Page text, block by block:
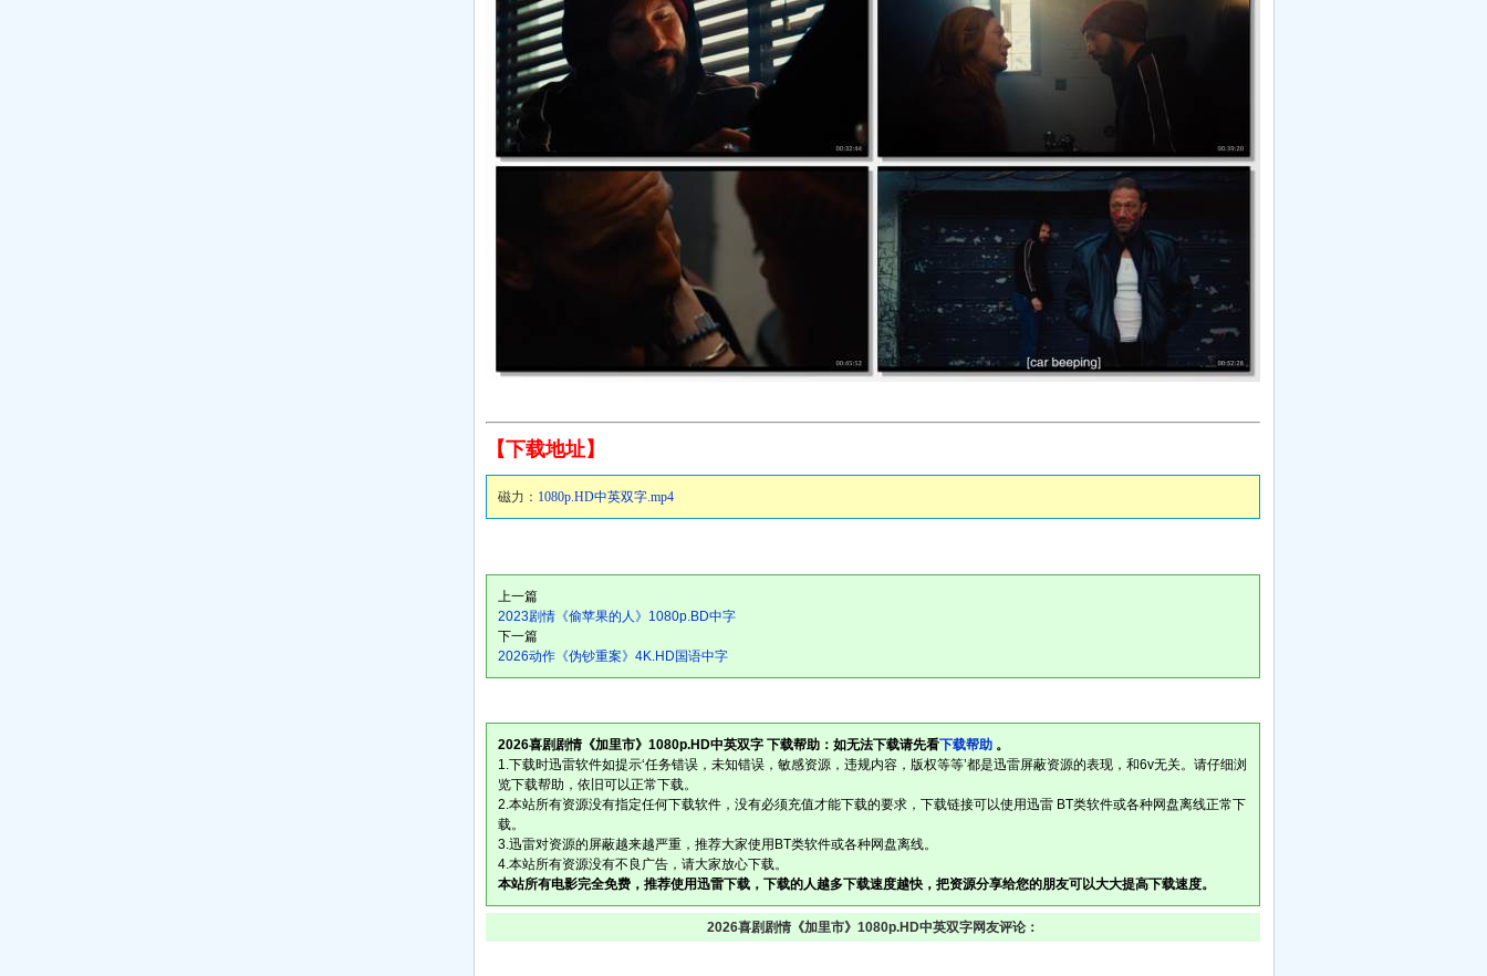
【下载地址】
磁力： 1080p.HD中英双字.mp4
上一篇
2023剧情《偷苹果的人》1080p.BD中字
下一篇
2026动作《伪钞重案》4K.HD国语中字
2026喜剧剧情《加里市》1080p.HD中英双字 下载帮助：如无法下载请先看下载帮助 。
1.下载时迅雷软件如提示‘任务错误，未知错误，敏感资源，违规内容，版权等等’都是迅雷屏蔽资源的表现，和6v无关。请仔细浏
览下载帮助，依旧可以正常下载。
2.本站所有资源没有指定任何下载软件，没有必须充值才能下载的要求，下载链接可以使用迅雷 BT类软件或各种网盘离线正常下
载。
3.迅雷对资源的屏蔽越来越严重，推荐大家使用BT类软件或各种网盘离线。
4.本站所有资源没有不良广告，请大家放心下载。
本站所有电影完全免费，推荐使用迅雷下载，下载的人越多下载速度越快，把资源分享给您的朋友可以大大提高下载速度。
2026喜剧剧情《加里市》1080p.HD中英双字网友评论：